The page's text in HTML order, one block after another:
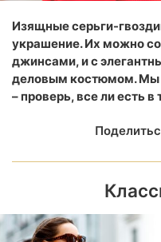
Изящные серьги-
украшение. Их можно
джинсами, и с
деловым костюмом. Мы
– проверь, все ли есть